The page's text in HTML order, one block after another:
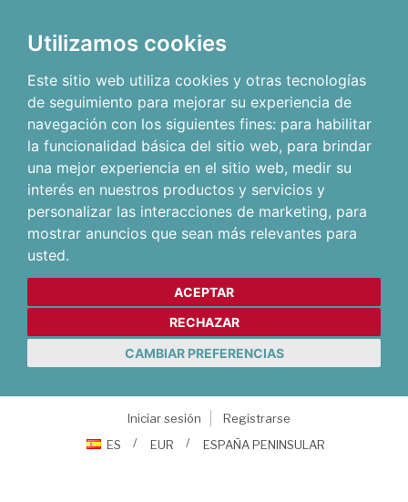
Utilizamos cookies
Este sitio web utiliza cookies y otras tecnologías
de seguimiento para mejorar su experiencia de
navegación con los siguientes fines: para habilitar
la funcionalidad básica del sitio web, para brindar
una mejor experiencia en el sitio web, medir su
interés en nuestros productos y servicios y
personalizar las interacciones de marketing, para
mostrar anuncios que sean más relevantes para
usted.
ACEPTAR
RECHAZAR
CAMBIAR PREFERENCIAS
Iniciar sesión
Registrarse
ES
EUR ESPAÑA PENINSULAR